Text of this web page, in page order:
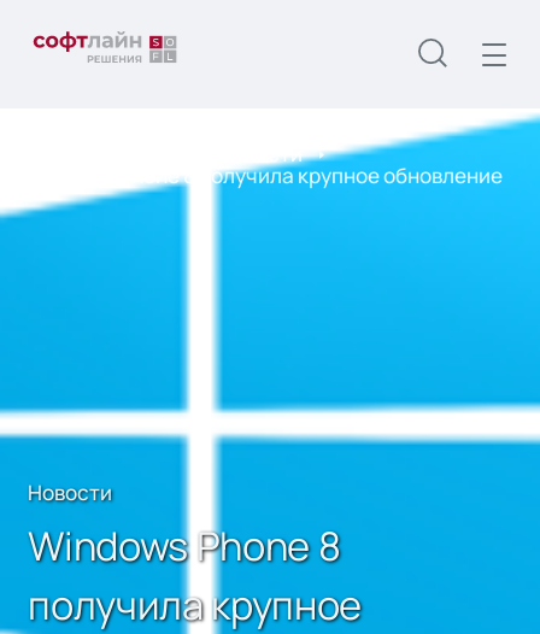
Новости
Windows Phone 8 получила крупное обновление
Новости
Windows Phone 8
получила крупное